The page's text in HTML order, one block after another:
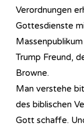
Verordnungen
Gottesdienste
Trump Freund,
Browne.
Man verstehe
des biblischen
Gott schaffe.